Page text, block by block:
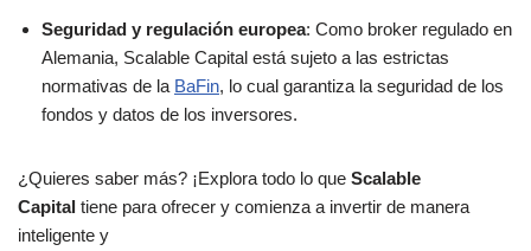
Seguridad y regulación europea: Como broker regulado en
Alemania, Scalable Capital está sujeto a las estrictas
normativas de la BaFin, lo cual garantiza la seguridad de los
fondos y datos de los inversores.
¿Quieres saber más? ¡Explora todo lo que Scalable
Capital tiene para ofrecer y comienza a invertir de manera
inteligente y